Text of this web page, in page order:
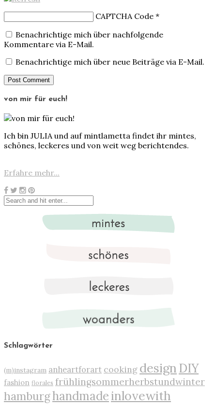
CAPTCHA Code *
Benachrichtige mich über nachfolgende
Kommentare via E-Mail.
Benachrichtige mich über neue Beiträge via E-Mail.
von mir für euch!
Ich bin JULIA und auf mintlametta findet ihr mintes,
schönes, leckeres und von weit weg berichtendes.
Erfahre mehr...
Schlagwörter
(m)instagram anheartforart cooking designDIY
fashion florales frühlingsommerherbstundwinter
hamburghandmadeinlovewith